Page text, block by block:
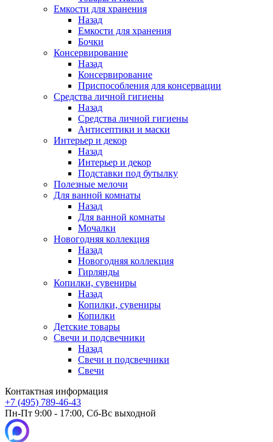
Емкости для хранения
Назад
Емкости для хранения
Бочки
Консервирование
Назад
Консервирование
Приспособления для консервации
Средства личной гигиены
Назад
Средства личной гигиены
Антисептики и маски
Интерьер и декор
Назад
Интерьер и декор
Подставки под бутылку
Полезные мелочи
Для ванной комнаты
Назад
Для ванной комнаты
Мочалки
Новогодняя коллекция
Назад
Новогодняя коллекция
Гирлянды
Копилки, сувениры
Назад
Копилки, сувениры
Копилки
Детские товары
Свечи и подсвечники
Назад
Свечи и подсвечники
Свечи
Контактная информация
+7 (495) 789-46-43
Пн-Пт 9:00 - 17:00, Сб-Вс выходной